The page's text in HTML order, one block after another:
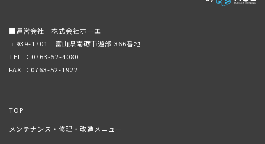
■運営会社 株式会社ホーエ
〒939-1701 富山県南砺市遊部 366番地
TEL ： 0763-52-4080
FAX ：0763-52-1922
TOP
メンテナンス・修理・改造メニュー